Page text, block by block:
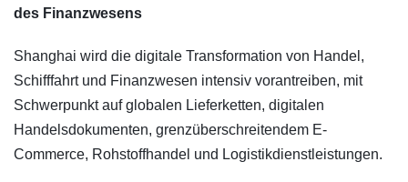
des Finanzwesens
Shanghai wird die digitale Transformation von Handel,
Schifffahrt und Finanzwesen intensiv vorantreiben, mit
Schwerpunkt auf globalen Lieferketten, digitalen
Handelsdokumenten, grenzüberschreitendem E-
Commerce, Rohstoffhandel und Logistikdienstleistungen.